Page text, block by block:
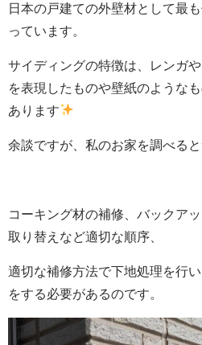
日本の戸建ての外壁材として最
っています。
サイディングの特徴は、レンガ
を表現したものや壁紙のような
あります
余談ですが、私のお家を調べる
コーキング材の補修、バックア
取り替えなど適切な順序、
適切な補修方法で下地処理を行
をする必要があるのです。